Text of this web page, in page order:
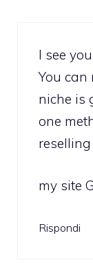
I see
You can
niche is
one
my site
Rispondi